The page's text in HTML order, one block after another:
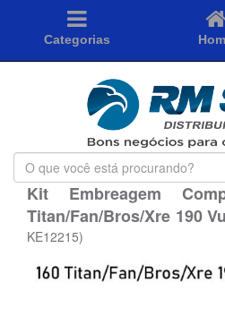
Categorias
O
que
você
está
procurando?
Kit Embreagem
Titan/Fan/Bros/Xre 190
KE12215)